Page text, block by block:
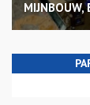
MIJNBOUW,